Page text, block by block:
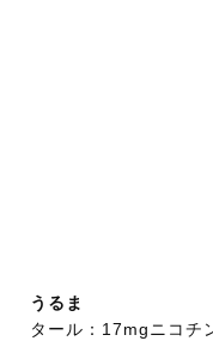
うるま
タール：17mgニコチ